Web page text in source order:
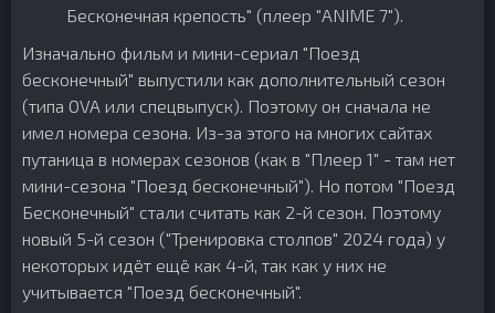
Бесконечная крепость" (плеер "ANIME 7").
Изначально фильм и мини-сериал "Поезд
бесконечный" выпустили как дополнительный сезон
(типа OVA или спецвыпуск). Поэтому он сначала не
имел номера сезона. Из-за этого на многих сайтах
путаница в номерах сезонов (как в "Плеер 1" - там нет
мини-сезона "Поезд бесконечный"). Но потом "Поезд
Бесконечный" стали считать как 2-й сезон. Поэтому
новый 5-й сезон ("Тренировка столпов" 2024 года) у
некоторых идёт ещё как 4-й, так как у них не
учитывается "Поезд бесконечный".